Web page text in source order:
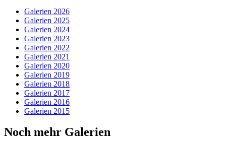
Galerien 2026
Galerien 2025
Galerien 2024
Galerien 2023
Galerien 2022
Galerien 2021
Galerien 2020
Galerien 2019
Galerien 2018
Galerien 2017
Galerien 2016
Galerien 2015
Noch mehr Galerien